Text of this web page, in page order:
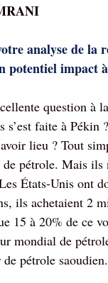
analyse de
potentiel impact
question à
s’est faite à
lieu ? Tout
pétrole. Mais ils
États-Unis ont
ils achetaient 2
15 à 20% de ce
mondial de
pétrole saoudien.